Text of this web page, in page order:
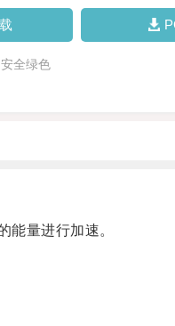
全绿色
量进行加速。